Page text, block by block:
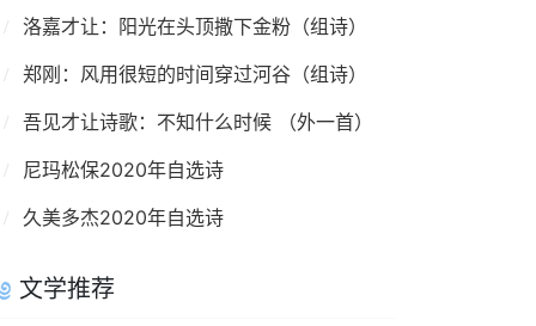
洛嘉才让：阳光在头顶撒下金粉（组诗）
郑刚：风用很短的时间穿过河谷（组诗）
吾见才让诗歌：不知什么时候 （外一首）
尼玛松保2020年自选诗
久美多杰2020年自选诗
文学推荐